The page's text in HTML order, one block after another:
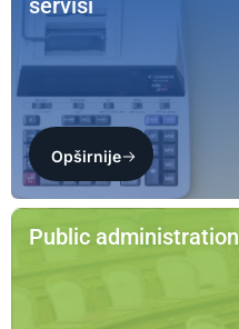
servisi
Opširnije
Public administration